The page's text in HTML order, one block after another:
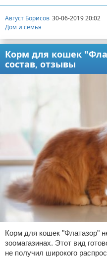
Август Борисов 30-06-2019 20:02
Дом и семья
Корм для кошек
состав, отзывы
Корм для кошек "Флатазор"
зоомагазинах. Этот вид
не получил широкого